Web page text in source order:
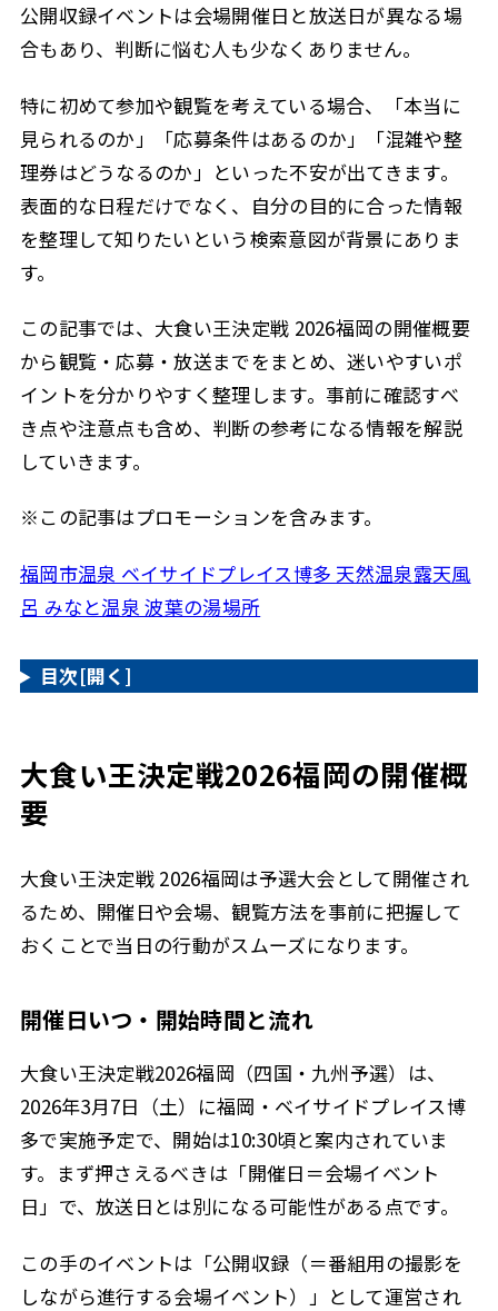
公開収録イベントは会場開催日と放送日が異なる場
合もあり、判断に悩む人も少なくありません。
特に初めて参加や観覧を考えている場合、「本当に
見られるのか」「応募条件はあるのか」「混雑や整
理券はどうなるのか」といった不安が出てきます。
表面的な日程だけでなく、自分の目的に合った情報
を整理して知りたいという検索意図が背景にありま
す。
この記事では、大食い王決定戦 2026福岡の開催概要
から観覧・応募・放送までをまとめ、迷いやすいポ
イントを分かりやすく整理します。事前に確認すべ
き点や注意点も含め、判断の参考になる情報を解説
していきます。
※この記事はプロモーションを含みます。
福岡市温泉 ベイサイドプレイス博多 天然温泉露天風
呂 みなと温泉 波葉の湯場所
目次[開く]
大食い王決定戦2026福岡の開催概
要
大食い王決定戦 2026福岡は予選大会として開催され
るため、開催日や会場、観覧方法を事前に把握して
おくことで当日の行動がスムーズになります。
開催日いつ・開始時間と流れ
大食い王決定戦2026福岡（四国・九州予選）は、
2026年3月7日（土）に福岡・ベイサイドプレイス博
多で実施予定で、開始は10:30頃と案内されていま
す。まず押さえるべきは「開催日＝会場イベント
日」で、放送日とは別になる可能性がある点です。
この手のイベントは「公開収録（＝番組用の撮影を
しながら進行する会場イベント）」として運営され